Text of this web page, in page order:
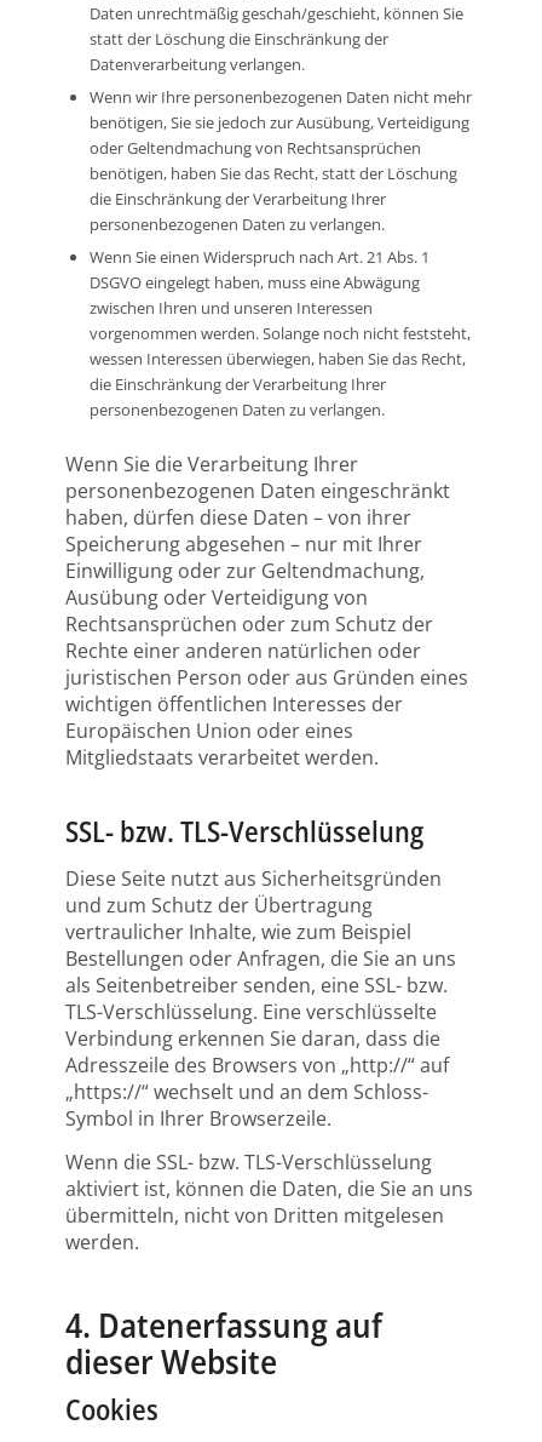
Daten unrechtmäßig geschah/geschieht, können Sie
statt der Löschung die Einschränkung der
Datenverarbeitung verlangen.
Wenn wir Ihre personenbezogenen Daten nicht mehr
benötigen, Sie sie jedoch zur Ausübung, Verteidigung
oder Geltendmachung von Rechtsansprüchen
benötigen, haben Sie das Recht, statt der Löschung
die Einschränkung der Verarbeitung Ihrer
personenbezogenen Daten zu verlangen.
Wenn Sie einen Widerspruch nach Art. 21 Abs. 1
DSGVO eingelegt haben, muss eine Abwägung
zwischen Ihren und unseren Interessen
vorgenommen werden. Solange noch nicht feststeht,
wessen Interessen überwiegen, haben Sie das Recht,
die Einschränkung der Verarbeitung Ihrer
personenbezogenen Daten zu verlangen.
Wenn Sie die Verarbeitung Ihrer
personenbezogenen Daten eingeschränkt
haben, dürfen diese Daten – von ihrer
Speicherung abgesehen – nur mit Ihrer
Einwilligung oder zur Geltendmachung,
Ausübung oder Verteidigung von
Rechtsansprüchen oder zum Schutz der
Rechte einer anderen natürlichen oder
juristischen Person oder aus Gründen eines
wichtigen öffentlichen Interesses der
Europäischen Union oder eines
Mitgliedstaats verarbeitet werden.
SSL- bzw. TLS-Verschlüsselung
Diese Seite nutzt aus Sicherheitsgründen
und zum Schutz der Übertragung
vertraulicher Inhalte, wie zum Beispiel
Bestellungen oder Anfragen, die Sie an uns
als Seitenbetreiber senden, eine SSL- bzw.
TLS-Verschlüsselung. Eine verschlüsselte
Verbindung erkennen Sie daran, dass die
Adresszeile des Browsers von „http://“ auf
„https://“ wechselt und an dem Schloss-
Symbol in Ihrer Browserzeile.
Wenn die SSL- bzw. TLS-Verschlüsselung
aktiviert ist, können die Daten, die Sie an uns
übermitteln, nicht von Dritten mitgelesen
werden.
4. Datenerfassung auf
dieser Website
Cookies